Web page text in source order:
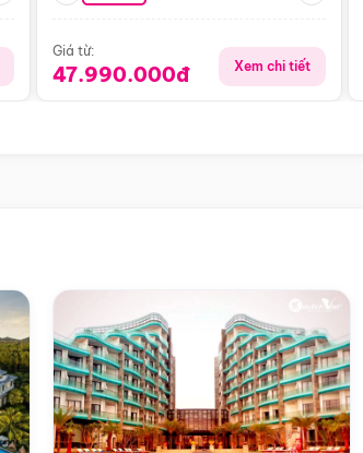
Giá từ:
47.990.000đ Xem chi tiết